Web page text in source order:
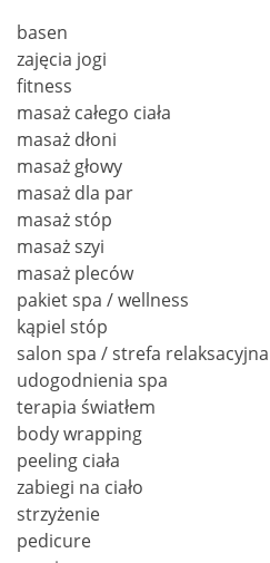
basen
zajęcia jogi
fitness
masaż całego ciała
masaż dłoni
masaż głowy
masaż dla par
masaż stóp
masaż szyi
masaż pleców
pakiet spa / wellness
kąpiel stóp
salon spa / strefa relaksacyjna
udogodnienia spa
terapia światłem
body wrapping
peeling ciała
zabiegi na ciało
strzyżenie
pedicure